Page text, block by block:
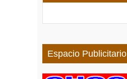
Espacio Publicitario